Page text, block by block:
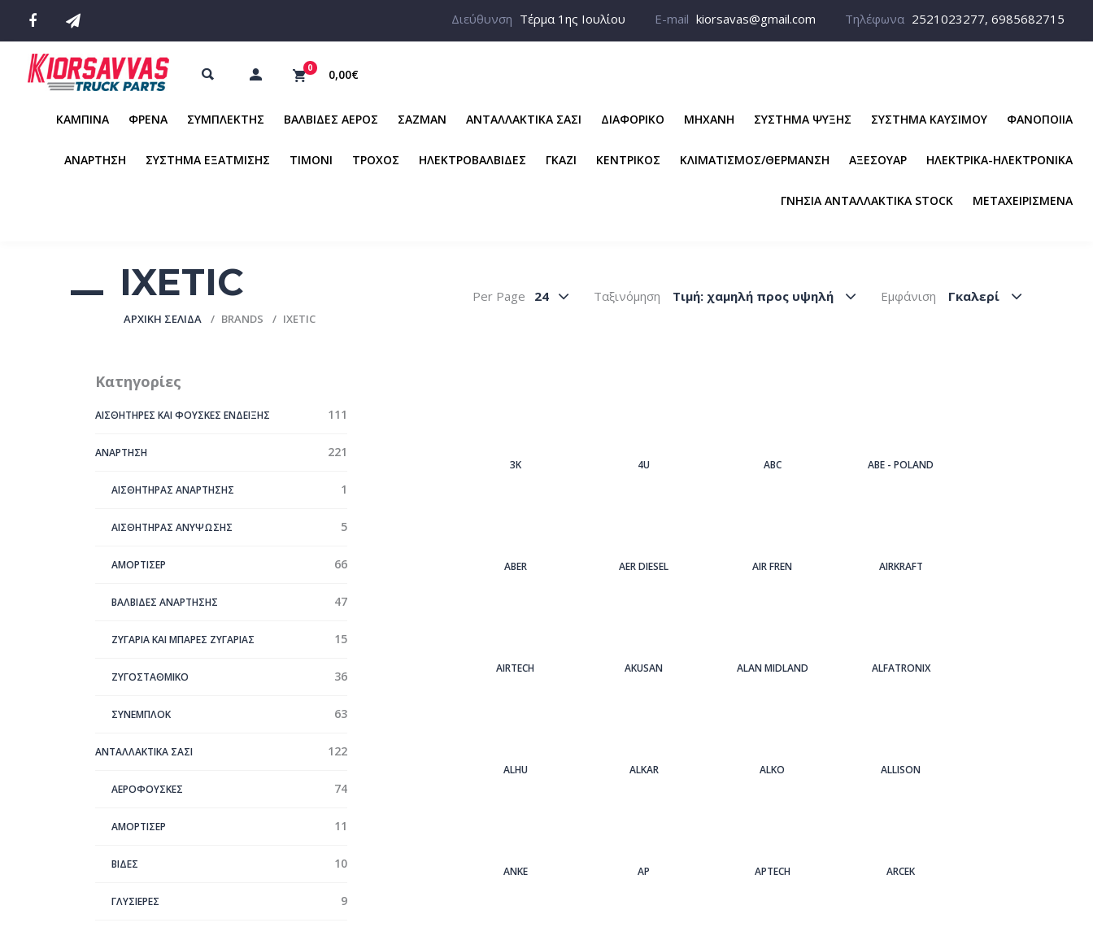
Διεύθυνση Τέρμα 1ης Ιουλίου E-mail kiorsavas@gmail.com Τηλέφωνα 2521023277, 6985682715
0 0,00€
ΚΑΜΠΙΝΑ ΦΡΕΝΑ ΣΥΜΠΛΕΚΤΗΣ ΒΑΛΒΙΔΕΣ ΑΕΡΟΣ ΣΑΖΜΑΝ ΑΝΤΑΛΛΑΚΤΙΚΑ ΣΑΣΙ ΔΙΑΦΟΡΙΚΟ ΜΗΧΑΝΗ ΣΥΣΤΗΜΑ ΨΥΞΗΣ ΣΥΣΤΗΜΑ ΚΑΥΣΙΜΟΥ ΦΑΝΟΠΟΙΙΑ
ΑΝΑΡΤΗΣΗ ΣΥΣΤΗΜΑ ΕΞΑΤΜΙΣΗΣ ΤΙΜΟΝΙ ΤΡΟΧΟΣ ΗΛΕΚΤΡΟΒΑΛΒΙΔΕΣ ΓΚΑΖΙ ΚΕΝΤΡΙΚΟΣ ΚΛΙΜΑΤΙΣΜΟΣ/ΘΕΡΜΑΝΣΗ ΑΞΕΣΟΥΑΡ ΗΛΕΚΤΡΙΚΑ-ΗΛΕΚΤΡΟΝΙΚΑ
ΓΝΗΣΙΑ ΑΝΤΑΛΛΑΚΤΙΚΑ STOCK ΜΕΤΑΧΕΙΡΙΣΜΕΝΑ
IXETIC
ΑΡΧΙΚΉ ΣΕΛΊΔΑ BRANDS IXETIC
Εμφάνιση Γκαλερί
Ταξινόμηση Tιμή: χαμηλή προς υψηλή
Per Page 24
Κατηγορίες
ΑΙΣΘΗΤΗΡΕΣ ΚΑΙ ΦΟΥΣΚΕΣ ΕΝΔΕΙΞΗΣ 111
ΑΝΑΡΤΗΣΗ 221
ΑΙΣΘΗΤΗΡΑΣ ΑΝΑΡΤΗΣΗΣ 1
ΑΙΣΘΗΤΗΡΑΣ ΑΝΥΨΩΣΗΣ 5
ΑΜΟΡΤΙΣΕΡ 66
ΒΑΛΒΙΔΕΣ ΑΝΑΡΤΗΣΗΣ 47
ΖΥΓΑΡΙΑ ΚΑΙ ΜΠΑΡΕΣ ΖΥΓΑΡΙΑΣ 15
ΖΥΓΟΣΤΑΘΜΙΚΟ 36
ΣYΝΕΜΠΛΟΚ 63
ΑΝΤΑΛΛΑΚΤΙΚΑ ΣΑΣΙ 122
ΑΕΡΟΦΟΥΣΚΕΣ 74
ΑΜΟΡΤΙΣΕΡ 11
ΒΙΔΕΣ 10
ΓΛΥΣΙΕΡΕΣ 9
3Κ 4U ABC ABE - POLAND
ABER AER DIESEL AIR FREN AIRKRAFT
AIRTECH AKUSAN ALAN MIDLAND ALFATRONIX
ALHU ALKAR ALKO ALLISON
ANKE AP APTECH ARCEK